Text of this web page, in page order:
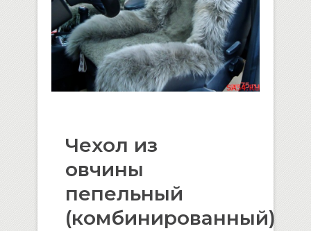
Чехол из
овчины
пепельный
(комбинированный)